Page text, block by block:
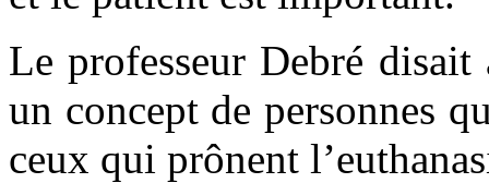
Le professeur Debré disait
un concept de personnes
ceux qui prônent